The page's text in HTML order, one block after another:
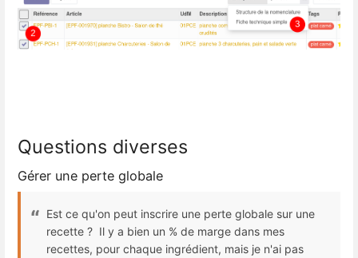
Questions diverses
Gérer une perte globale
Est ce qu'on peut inscrire une perte globale sur une
recette ? Il y a bien un % de marge dans mes
recettes, pour chaque ingrédient, mais je n'ai pas